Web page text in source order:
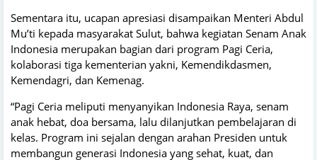
Sementara itu, ucapan apresiasi disampaikan Menteri Abdul
Mu’ti kepada masyarakat Sulut, bahwa kegiatan Senam Anak
Indonesia merupakan bagian dari program Pagi Ceria,
kolaborasi tiga kementerian yakni, Kemendikdasmen,
Kemendagri, dan Kemenag.
“Pagi Ceria meliputi menyanyikan Indonesia Raya, senam
anak hebat, doa bersama, lalu dilanjutkan pembelajaran di
kelas. Program ini sejalan dengan arahan Presiden untuk
membangun generasi Indonesia yang sehat, kuat, dan